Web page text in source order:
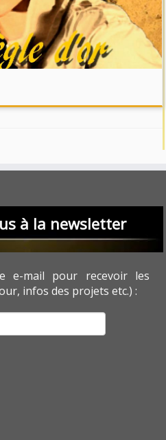
à la newsletter
e-mail pour recevoir les
infos des projets etc.) :